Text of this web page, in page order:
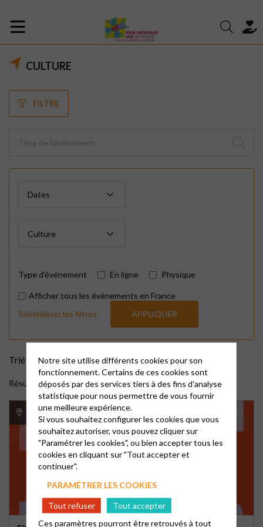
CULTURE
FILTRE
Type d'événement En ligne Physique
Afficher tous les évènements en France
Réinitialiser les filtres
APPLIQUER
Trié par :
Résultats de la recherche
17 rue du Pasteur Alard 24130 La Force
Notre site utilise différents cookies pour son
fonctionnement. Certains de ces cookies sont
déposés par des services tiers à des fins d'analyse
statistique pour nous permettre de vous fournir
une meilleure expérience.
Si vous souhaitez configurer les cookies que vous
souhaitez autoriser, vous pouvez cliquer sur
"Paramétrer les cookies", ou bien accepter tous les
cookies en cliquant sur "Tout accepter et
continuer".
PARAMÉTRER LES COOKIES
Tout refuser
Tout accepter
Ces paramètres pourront être retrouvés à tout